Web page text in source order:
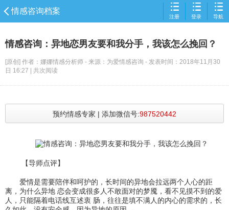
情感咨询档案
导航
登录
注册
情感咨询：异地恋男友要和我分手，我该怎么挽回？
[原创] 作者：娜娜情感分析师 - 来源：为爱情感咨询 - 发表时间：2018年11月30
日 16:27 | 共次阅读
预约情感专家 | 添加微信号:987520442
【导师点评】
爱情是需要陪伴和呵护的，长时间的异地会拉远两个人心的距
离，为什么异地 恋会变成很多人不敢面对的梦魇，看不见摸不到的爱
人，只能隔着电话线互述衷 肠，往往是填不满人的内心的需求的，长